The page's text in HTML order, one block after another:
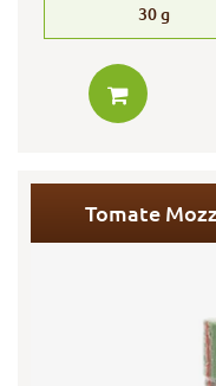
30g
Tomate